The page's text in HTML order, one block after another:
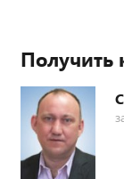
Получить